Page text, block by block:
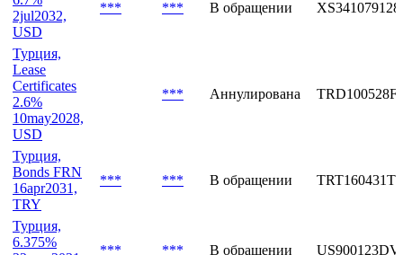
Эмиссия
Объем,
Дата Статус
ISIN
Турция,
6.7%
2jul2032,
USD
Турция,
Lease
Certificates
2.6%
10may2028,
USD
Турция,
Bonds FRN
16apr2031,
*** *** В обращении